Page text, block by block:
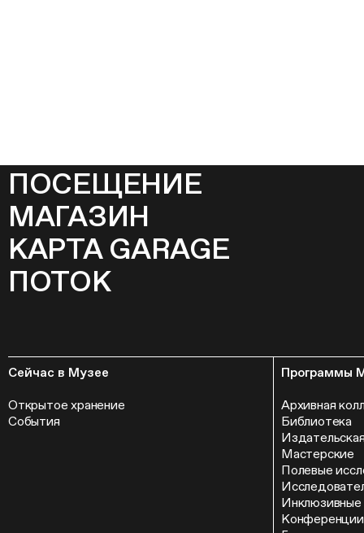
ПОСЕЩЕНИЕ
МАГАЗИН
КАРТА GARAGE
ПОТОК
Сейчас в Музее
Открытое хранение
События
Программы
Архивная
Библиотека
Мастерские
Полевые
Конференции